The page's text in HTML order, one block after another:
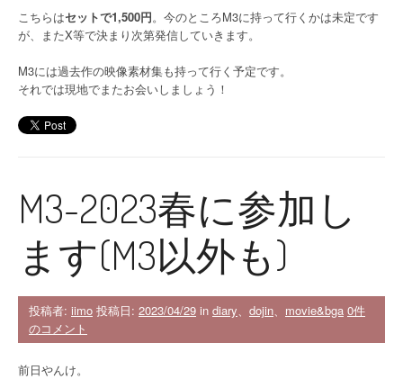
こちらはセットで1,500円。今のところM3に持って行くかは未定です
が、またX等で決まり次第発信していきます。
M3には過去作の映像素材集も持って行く予定です。
それでは現地でまたお会いしましょう！
M3-2023春に参加し
ます(M3以外も)
投稿者: iimo 投稿日: 2023/04/29 in diary dojin movie&bga 0件
のコメント
前日やんけ。